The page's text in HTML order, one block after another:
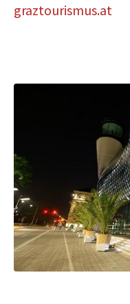
graztourismus.at